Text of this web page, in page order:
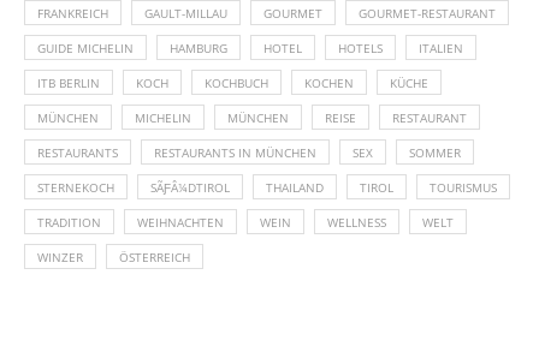
FRANKREICH GAULT-MILLAU GOURMET GOURMET-RESTAURANT
GUIDE MICHELIN HAMBURG HOTEL HOTELS ITALIEN
ITB BERLIN KOCH KOCHBUCH KOCHEN KÜCHE
MÜNCHEN MICHELIN MÜNCHEN REISE RESTAURANT
RESTAURANTS RESTAURANTS IN MÜNCHEN SEX SOMMER
STERNEKOCH SÃƑÂ¼DTIROL THAILAND TIROL TOURISMUS
TRADITION WEIHNACHTEN WEIN WELLNESS WELT
WINZER ÖSTERREICH